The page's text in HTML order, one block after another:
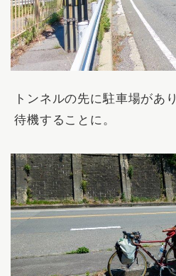
トンネルの先に駐車場があ
待機することに。